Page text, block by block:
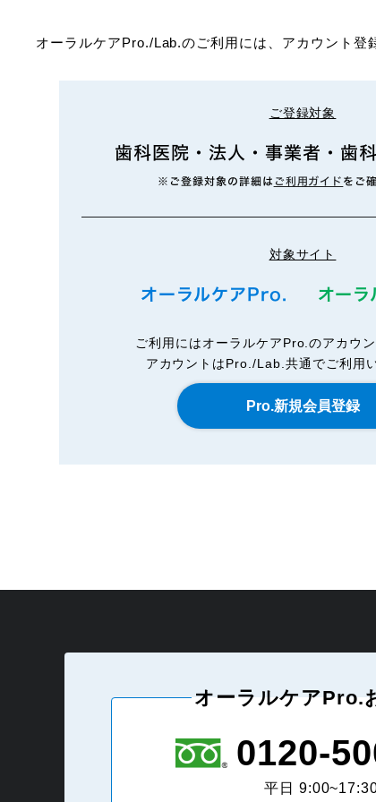
オーラルケアPro./Lab.のご利用には、アカウント登
ご登録対象
歯科医院・法人・事業者・歯
※ご登録対象の詳細は ご利用ガイド をご
対象サイト
オーラルケアPro. オー
ご利用にはオーラルケアPro.のアカウン
アカウントはPro./Lab.共通でご利用
オーラルケアPro.
0120-
平日